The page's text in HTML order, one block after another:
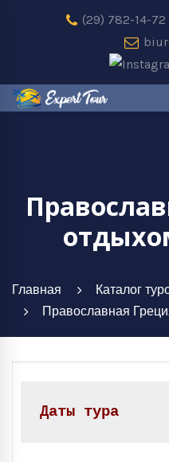
(29) 782-14-72
Главная
Каталог
Православная
Даты тура